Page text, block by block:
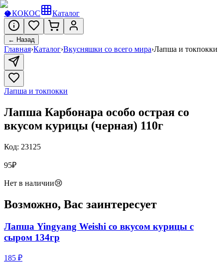
🥥КОКОС Каталог
← Назад
Главная›Каталог›Вкусняшки со всего мира›Лапша и токпокки
Лапша и токпокки
Лапша Карбонара особо острая со
вкусом курицы (черная) 110г
Код: 23125
95₽
Нет в наличии😢
Возможно, Вас заинтересует
Лапша Yingyang Weishi со вкусом курицы с
сыром 134гр
185 ₽